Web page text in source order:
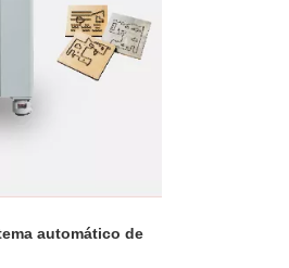
automático de